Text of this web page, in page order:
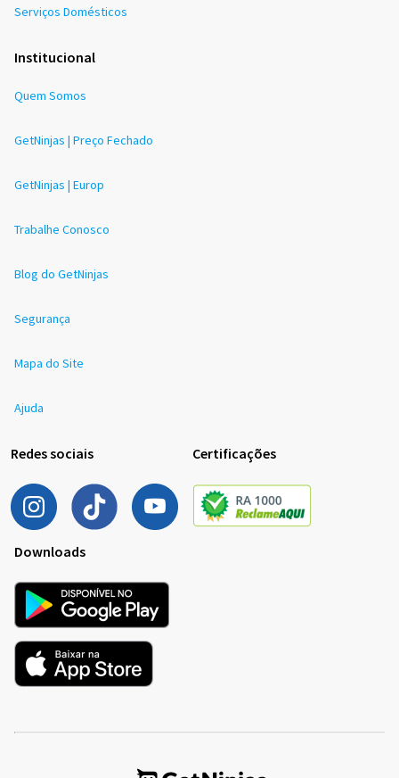
Serviços Domésticos
Institucional
Quem Somos
GetNinjas | Preço Fechado
GetNinjas | Europ
Trabalhe Conosco
Blog do GetNinjas
Segurança
Mapa do Site
Ajuda
Redes sociais Certificações
Downloads